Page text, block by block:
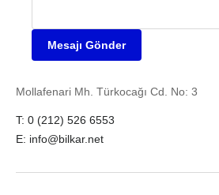
Mesajı Gönder
Mollafenari Mh. Türkocağı Cd. No: 3
T: 0 (212) 526 6553
E: info@bilkar.net